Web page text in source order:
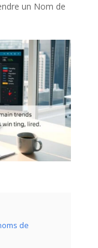
un Nom de
de